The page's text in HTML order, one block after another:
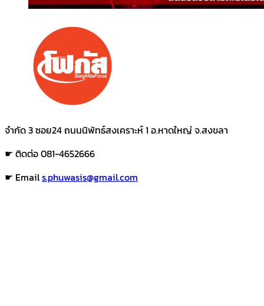
จำกัด 3 ซอย24 ถนนนิพัทธ์สงเคราะห์ 1 อ.หาดใหญ่ จ.สงขลา
☛ ติดต่อ 081-4652666
☛ Emails.phuwasis@gmail.com